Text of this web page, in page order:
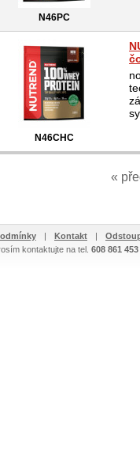
N46PC
N46CHC
«
| Kontakt |
kontaktujte na tel. 608 861 453